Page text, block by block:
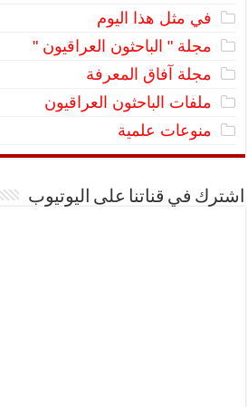
في مثل هذا اليوم
مجلة " الباحثون العراقيون "
مجلة آفاق المعرفة
ملفات الباحثون العراقيون
منوعات علمية
اشترك في قناتنا على اليوتيوب